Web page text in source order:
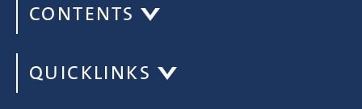
CONTENTS
QUICKLINKS